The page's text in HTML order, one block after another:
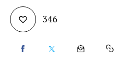
346
SHARE SHARE SHARE COPY